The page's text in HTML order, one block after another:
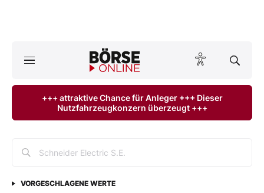
ktuelle Ausgabe BÖRSE ONLINE lesen
+++ attraktive Chance für Anleger +++ Dieser
Nutzfahrzeugkonzern überzeugt +++
VORGESCHLAGENE WERTE